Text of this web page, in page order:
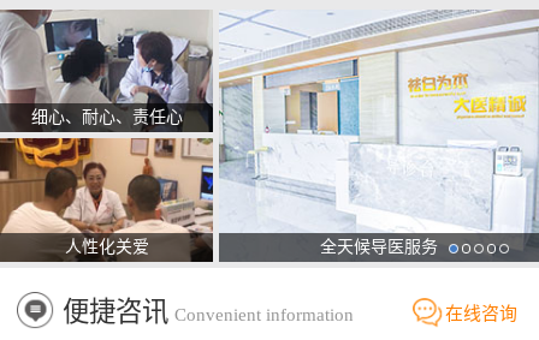
细心、耐心、责任心
人性化关爱 全天候导医服务
便捷咨讯 Convenient information 在线咨询